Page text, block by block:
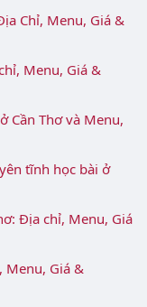
Chỉ, Menu, Giá &
Menu, Giá &
Cần Thơ và Menu,
tĩnh học bài ở
Địa chỉ, Menu, Giá
Menu, Giá &